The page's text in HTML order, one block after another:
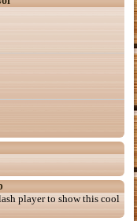
player to show this cool